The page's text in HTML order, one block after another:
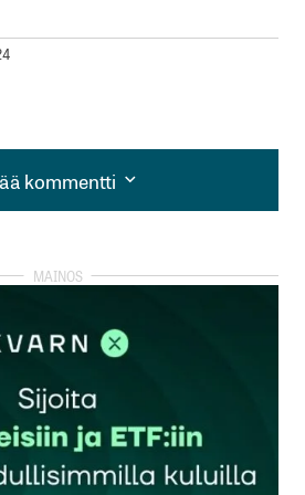
kommentti
kommentti
kirjautua